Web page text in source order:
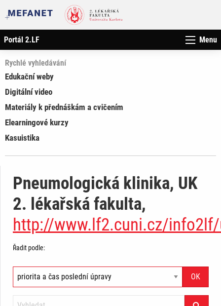
Portál 2.LF Menu
Rychlé vyhledávání
Edukační weby
Digitální video
Materiály k přednáškám a cvičením
Elearningové kurzy
Kasuistika
Pneumologická klinika, UK
2. lékařská fakulta,
http://www.lf2.cuni.cz/
Řadit podle: